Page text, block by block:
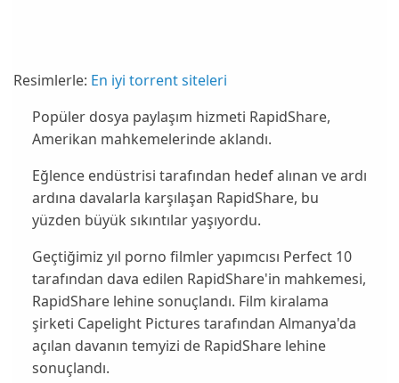
Resimlerle: En iyi torrent siteleri
Popüler dosya paylaşım hizmeti RapidShare,
Amerikan mahkemelerinde aklandı.
Eğlence endüstrisi tarafından hedef alınan ve ardı
ardına davalarla karşılaşan RapidShare, bu
yüzden büyük sıkıntılaryaşıyordu.
Geçtiğimiz yıl porno filmler yapımcısı Perfect 10
tarafından dava edilen RapidShare'in mahkemesi,
RapidShare lehine sonuçlandı. Film kiralama
şirketi Capelight Pictures tarafından Almanya'da
açılan davanın temyizi de RapidShare lehine
sonuçlandı.